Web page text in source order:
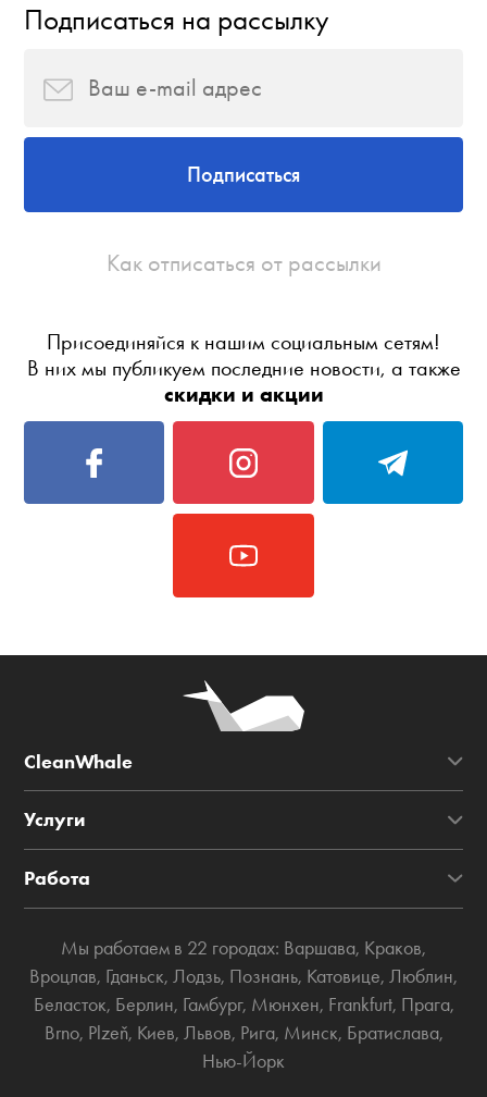
Подписаться на рассылку
Подписаться
Как отписаться от рассылки
Присоединяйся к нашим социальным сетям!
В них мы публикуем последние новости, а также
скидки и акции
CleanWhale
Услуги
Работа
Мы работаем в 22 городах: Варшава, Краков,
Вроцлав, Гданьск, Лодзь, Познань, Катовице, Люблин,
Беласток, Берлин, Гамбург, Мюнхен, Frankfurt, Прага,
Brno, Plzeň, Киев, Львов, Рига, Минск, Братислава,
Нью-Йорк